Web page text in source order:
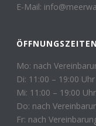
E-Mail:
ÖFFNUNGSZEITEN
Mo: nach
Di: 11:00 – 19:00 Uhr
Mi: 11:00 – 19:00 Uhr
Do: nach
Fr: nach